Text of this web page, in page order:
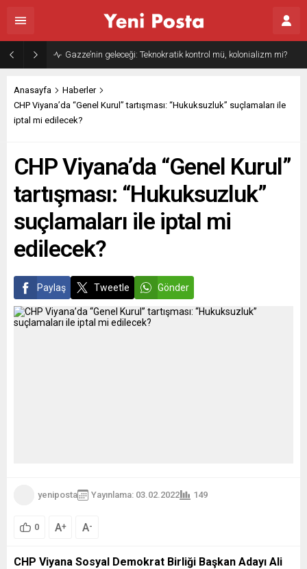
Gazze’nin geleceği: Teknokratik kontrol mü, kolonializm mi?
Anasayfa
Haberler
CHP Viyana’da “Genel Kurul” tartışması: “Hukuksuzluk” suçlamaları ile
iptal mi edilecek?
CHP Viyana’da “Genel Kurul”
tartışması: “Hukuksuzluk”
suçlamaları ile iptal mi
edilecek?
Paylaş Tweetle Gönder
yeniposta Yayınlama: 03.02.2022 149
0 A+ A-
CHP Viyana Sosyal Demokrat Birliği Başkan Adayı Ali